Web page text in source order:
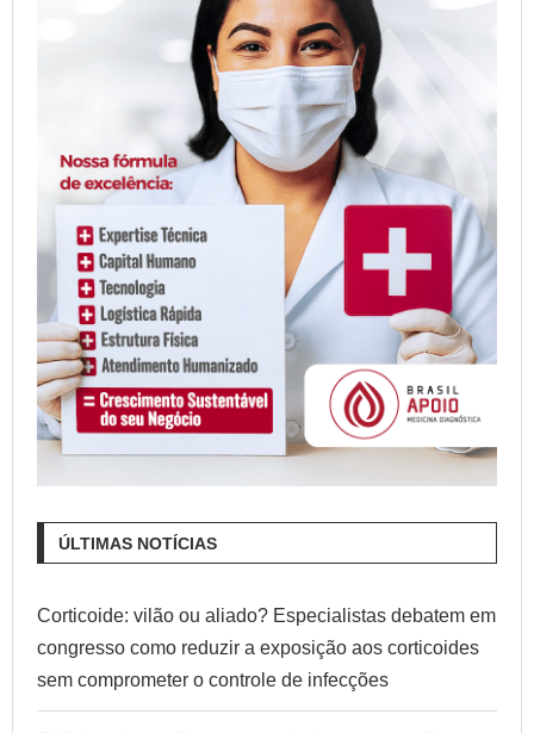
ÚLTIMAS NOTÍCIAS
Corticoide: vilão ou aliado? Especialistas debatem em
congresso como reduzir a exposição aos corticoides
sem comprometer o controle de infecções